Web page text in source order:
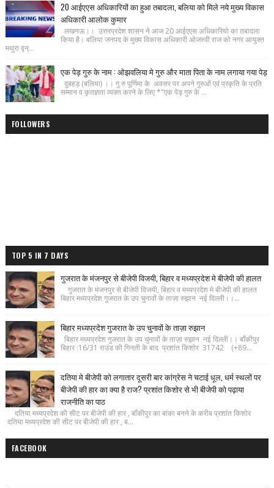
20 आईएएस अधिकारियों का हुआ तबादला, बलिया को मिले नये मुख्य विकास
अधिकारी आलोक कुमार
लखनऊ।। उत्तरप्रदेश शासन ने आज 20 आईएएस अधिकारियो का तबादला
किया है। बलिया जनपद के मुख्य विकास अधिकारी ओजस्वी राज को नगर आयुक्त
मथुरा वृन्...
एक पेड़ गुरु के नाम : ओझवलिया मे गुरु और माता पिता के नाम लगाया गया पेड़
दुबहड़ (बलिया) ।। गु रु पूर्णिमा के अवसर पर अपने गुरुओं एवं प्रकृति के प्रति
सम्मान व कृतज्ञता व्यक्त करने के लिए *"एक पेड़ गुरु के ...
FOLLOWERS
TOP 5 IN 7 DAYS
गुजरात के मंजनपुर से बीजेपी विजयी, बिहार व मध्यप्रदेश मे बीजेपी की हालत
गुजरात के मंजनपुर से बीजेपी विजयी, बिहार व मध्यप्रदेश मे बीजेपी की हालत
बिहार मध्यप्रदेश गुजरात के उप चुनावों के ताज़ा रुझान नई दिल्ली।।...
बिहार मध्यप्रदेश गुजरात के उप चुनावों के ताज़ा रुझान
बिहार मध्यप्रदेश गुजरात के उप चुनावों के ताज़ा रुझान नई दिल्ली।। बाँकीपुर
बिहार :16/31 राउंड की गिनती के बाद प्रशांत किशोर 31742 (+89...
दतिया मे बीजेपी को लगातार दूसरी बार कांग्रेस ने चटाई धूल, धर्म स्थलों पर
बीजेपी की हार का क्या है राज? प्रशांत किशोर से भी बीजेपी को पढ़ाया
राजनीति का पाठ
दतिया मध्यप्रदेश की सीट पर बीजेपी की हार , बाँकीपुर का बांका बनने के करीब प्रशांत किशोर
दतिया मध्यप्रदेश की सीट पर बीजेपी की हार , ब...
FACEBOOK